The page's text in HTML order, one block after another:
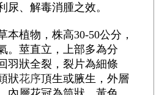
尿、解毒消腫之效。
本植物，株高30-50公分，
。莖直立，上部多為分
羽狀全裂，裂片為細條
狀花序頂生或腋生，外層